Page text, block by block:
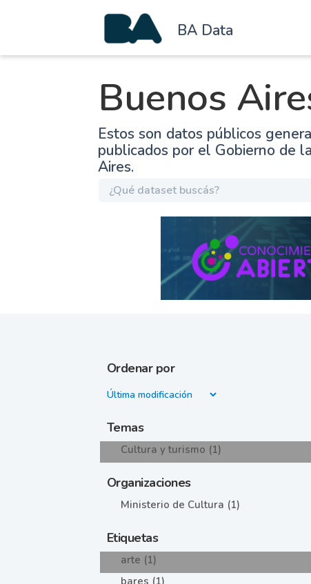
BA Data
Buenos
Estos son datos públicos
publicados por el Gobierno de
Aires.
Ordenar por
Temas
Cultura y turismo (1)
Organizaciones
Ministerio de Cultura (1)
Etiquetas
arte (1)
bares (1)